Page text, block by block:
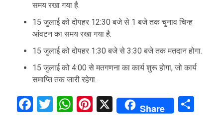
समय रखा गया है.
15 जुलाई को दोपहर 12:30 बजे से 1 बजे तक चुनाव चिन्ह
आंवटन का समय रखा गया है.
15 जुलाई को दोपहर 1:30 बजे से 3:30 बजे तक मतदान होगा.
15 जुलाई को 4:00 से मतगणना का कार्य शुरू होगा, जो कार्य
समाप्ति तक जारी रहेगा.
Facebook
Twitter
WhatsApp
Pinterest
X Share